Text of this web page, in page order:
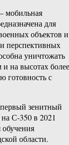
мобильная
для
объектов и
перспективных
уничтожать
на высотах более
готовность с
зенитный
С-350 в 2021
обучения
области.